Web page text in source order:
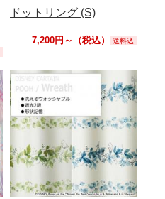
ドットリング (S)
7,200円～（税込） 送料込